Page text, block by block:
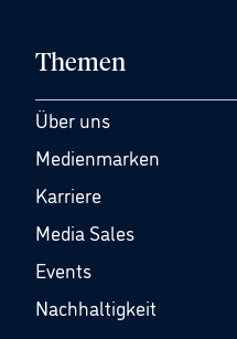
Themen
Über uns
Medienmarken
Karriere
Media Sales
Events
Nachhaltigkeit